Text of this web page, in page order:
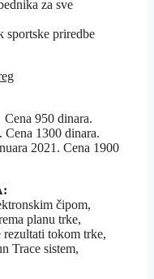
za sve
sportske priredbe
950 dinara.
1300 dinara.
2021. Cena 1900
čipom,
planu trke,
tokom trke,
Trace sistem,